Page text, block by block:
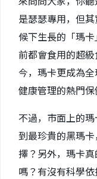
是瑟瑟專用，但
候下生長的「瑪
前都會食用的超
今，瑪卡更成為
健康管理的熱門保
不過，市面上的
到最珍貴的黑瑪
擇？另外，瑪卡
嗎？有沒有科學